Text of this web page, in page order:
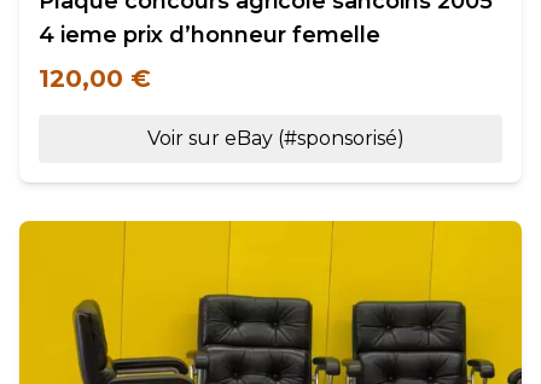
4 ieme prix d’honneur femelle
120,00 €
Voir sur eBay (#sponsorisé)